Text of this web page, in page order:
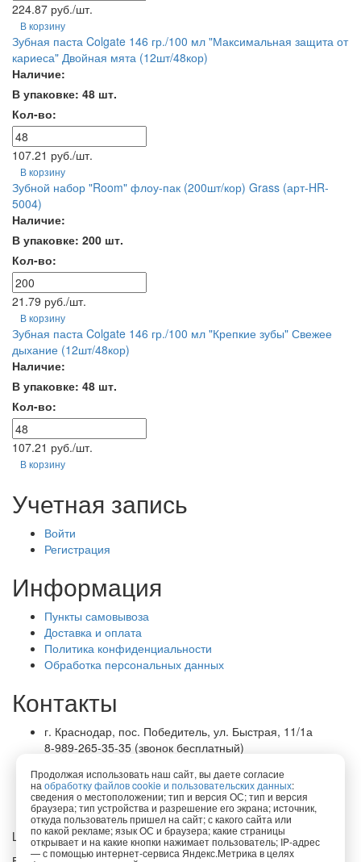
224.87 руб./шт.
В корзину
Зубная паста Colgate 146 гр./100 мл "Максимальная защита от
кариеса" Двойная мята (12шт/48кор)
Наличие:
В упаковке: 48 шт.
Кол-во:
107.21 руб./шт.
В корзину
Зубной набор "Room" флоу-пак (200шт/кор) Grass (арт-HR-
5004)
Наличие:
В упаковке: 200 шт.
Кол-во:
21.79 руб./шт.
В корзину
Зубная паста Colgate 146 гр./100 мл "Крепкие зубы" Свежее
дыхание (12шт/48кор)
Наличие:
В упаковке: 48 шт.
Кол-во:
107.21 руб./шт.
В корзину
Учетная запись
Войти
Регистрация
Информация
Пункты самовывоза
Доставка и оплата
Политика конфиденциальности
Обработка персональных данных
Контакты
г. Краснодар, пос. Победитель, ул. Быстрая, 11/1а
8-989-265-35-35 (звонок бесплатный)
office@lirapack.com
Посмотреть на карте
Lirapack ©2026 Все права защищены.
Продолжая использовать наш сайт, вы даете согласие
на обработку файлов cookie и пользовательских данных:
сведения о местоположении; тип и версия ОС; тип и версия
браузера; тип устройства и разрешение его экрана; источник,
откуда пользователь пришел на сайт; с какого сайта или
по какой рекламе; язык ОС и браузера; какие страницы
открывает и на какие кнопки нажимает пользователь; IP-адрес
— с помощью интернет-сервиса Яндекс.Метрика в целях